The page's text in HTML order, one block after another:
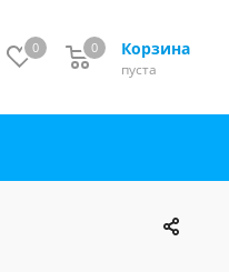
0 Корзина
0
пуста
0